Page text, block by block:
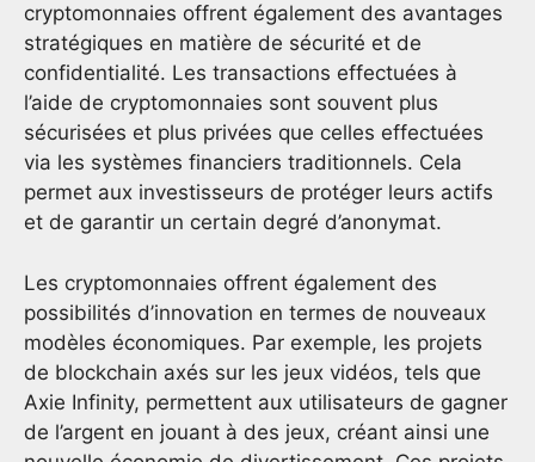
cryptomonnaies offrent également des avantages
stratégiques en matière de sécurité et de
confidentialité. Les transactions effectuées à
l’aide de cryptomonnaies sont souvent plus
sécurisées et plus privées que celles effectuées
via les systèmes financiers traditionnels. Cela
permet aux investisseurs de protéger leurs actifs
et de garantir un certain degré d’anonymat.
Les cryptomonnaies offrent également des
possibilités d’innovation en termes de nouveaux
modèles économiques. Par exemple, les projets
de blockchain axés sur les jeux vidéos, tels que
Axie Infinity, permettent aux utilisateurs de gagner
de l’argent en jouant à des jeux, créant ainsi une